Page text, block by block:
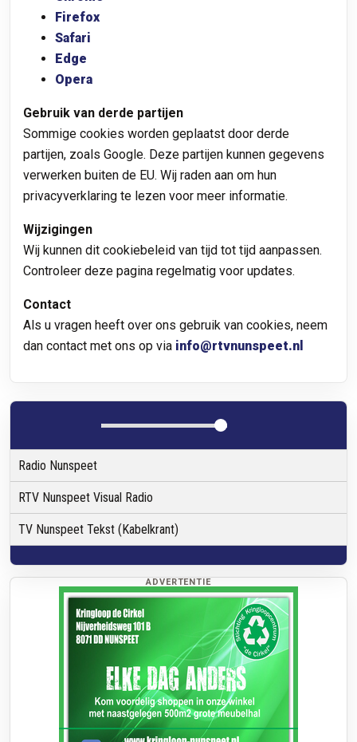
Firefox
Safari
Edge
Opera
Gebruik van derde partijen
Sommige cookies worden geplaatst door derde
partijen, zoals Google. Deze partijen kunnen gegevens
verwerken buiten de EU. Wij raden aan om hun
privacyverklaring te lezen voor meer informatie.
Wijzigingen
Wij kunnen dit cookiebeleid van tijd tot tijd aanpassen.
Controleer deze pagina regelmatig voor updates.
Contact
Als u vragen heeft over ons gebruik van cookies, neem
dan contact met ons op via info@rtvnunspeet.nl
Radio Nunspeet
RTV Nunspeet Visual Radio
TV Nunspeet Tekst (Kabelkrant)
ADVERTENTIE